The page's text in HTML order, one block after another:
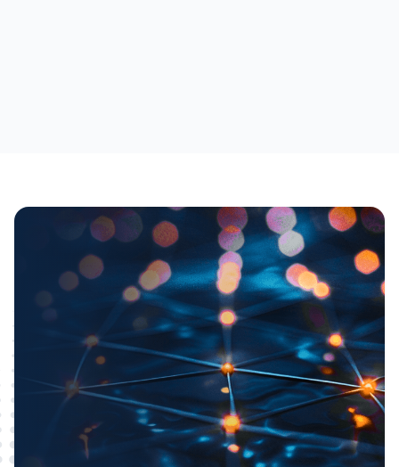
FAQ
livre blanc From
Firefighting to Future-Proofing